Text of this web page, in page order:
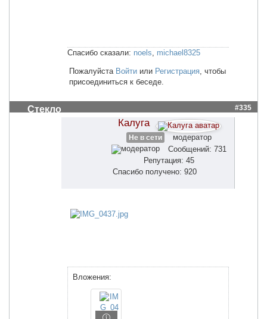
Спасибо сказали: noels, michael8325
Пожалуйста Войти или Регистрация, чтобы
присоединиться к беседе.
Стекло #335
Калуга
Не в сети
модератор
Сообщений: 731
Репутация: 45
Спасибо получено: 920
Вложения: